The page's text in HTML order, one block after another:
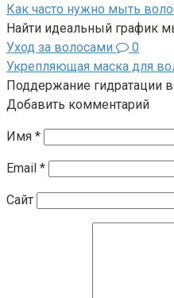
Как часто нужно мыть
Найти идеальный график
Уход за волосами
0
Укрепляющая маска для
Поддержание гидратации
Добавить комментарий
Имя *
Email *
Сайт